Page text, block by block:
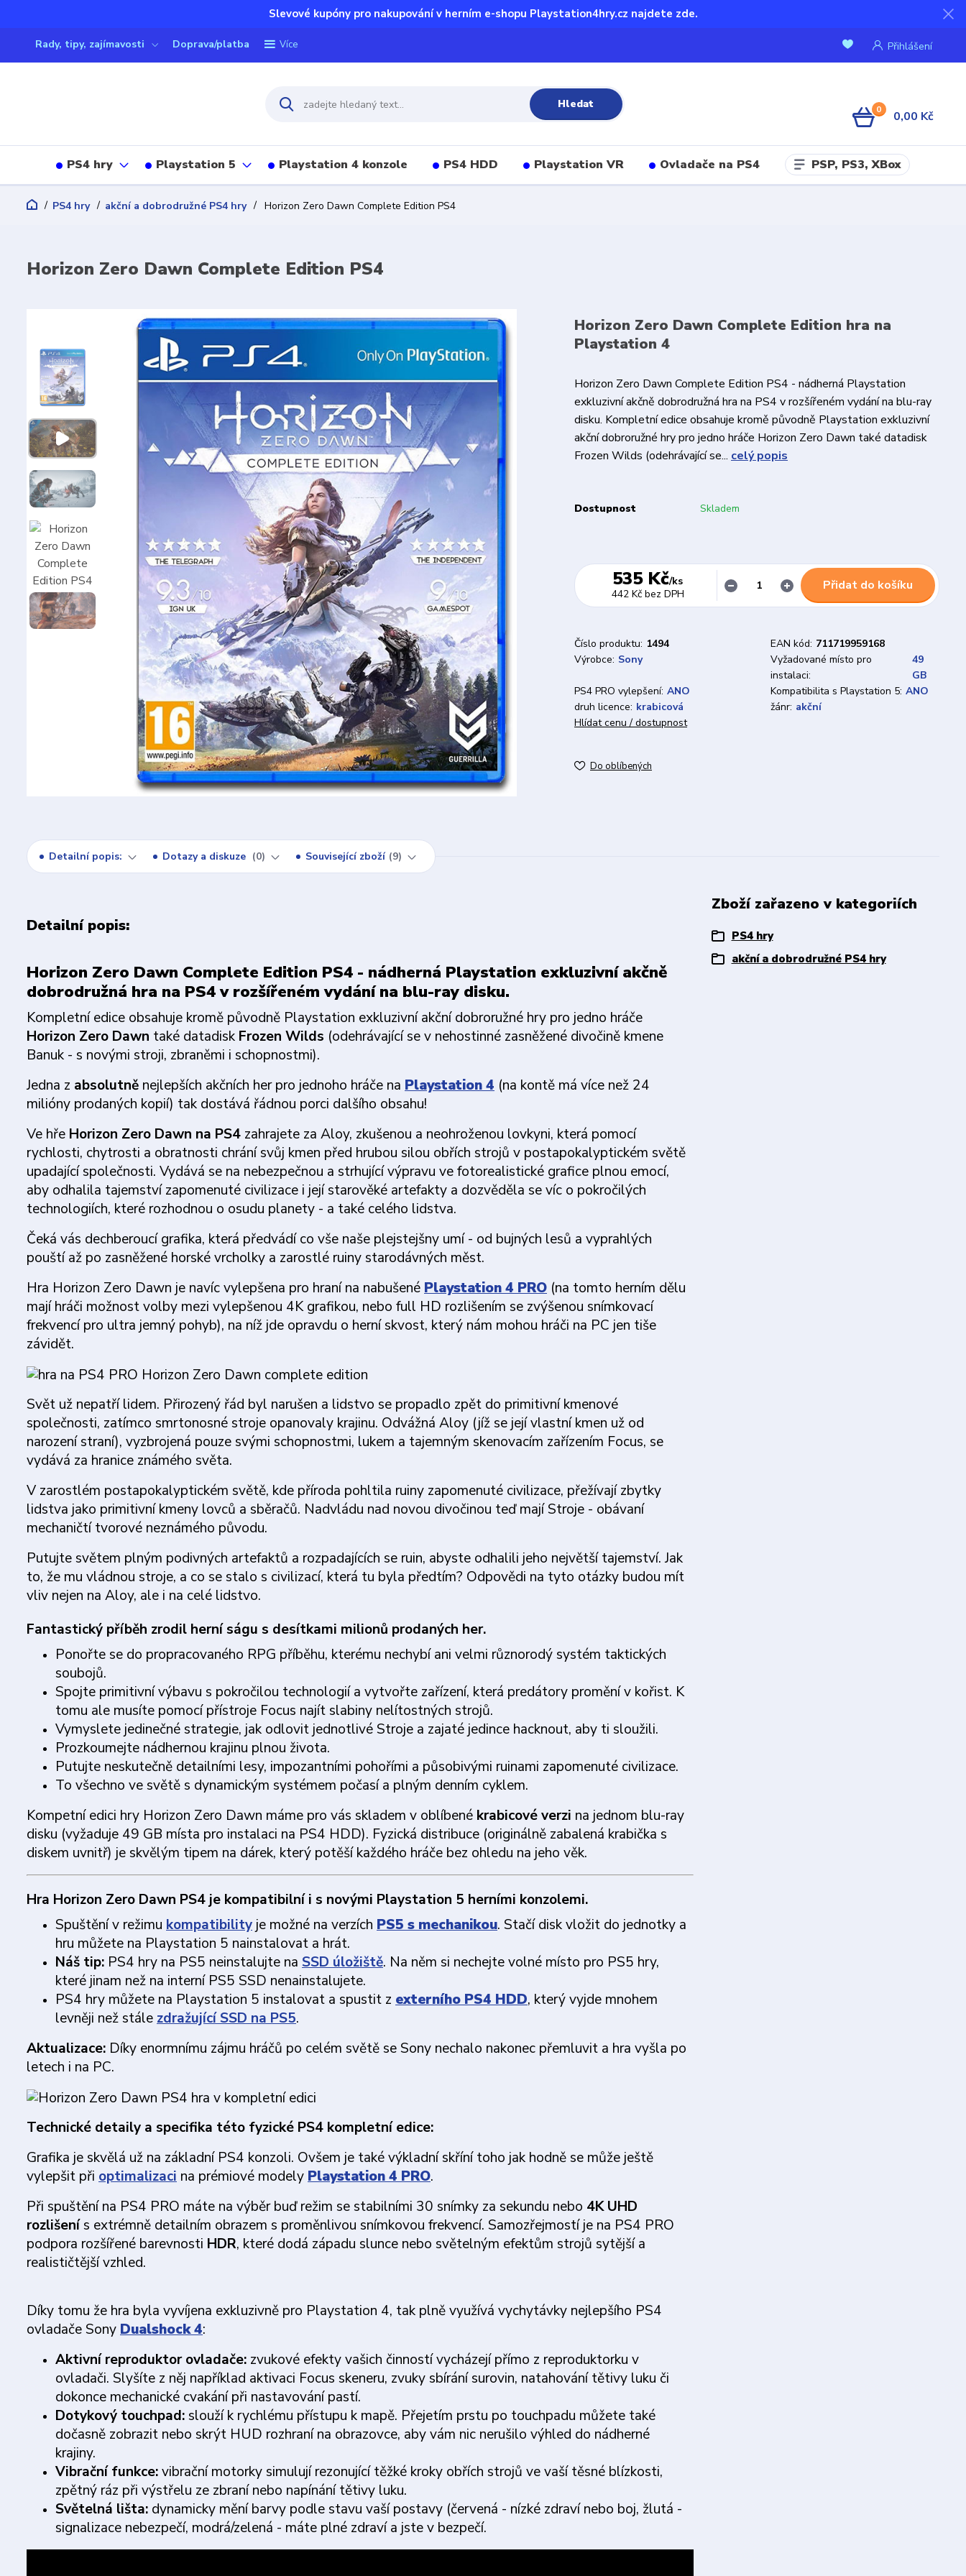
Slevové kupóny pro nakupování v herním e-shopu Playstation4hry.cz najdete zde.
Rady, tipy, zajímavosti Doprava/platba Více Přihlášení
Hledat 0 0,00 Kč
PS4 hry Playstation 5 Playstation 4 konzole PS4 HDD Playstation VR Ovladače na PS4 PSP, PS3, XBox
PS4 hry akční a dobrodružné PS4 hry Horizon Zero Dawn Complete Edition PS4
Horizon Zero Dawn Complete Edition PS4
Horizon Zero Dawn Complete Edition hra na
Playstation 4
Horizon Zero Dawn Complete Edition PS4 - nádherná Playstation
exkluzivní akčně dobrodružná hra na PS4 v rozšířeném vydání na blu-ray
disku. Kompletní edice obsahuje kromě původně Playstation exkluzivní
akční dobroružné hry pro jedno hráče Horizon Zero Dawn také datadisk
Frozen Wilds (odehrávající se... celý popis
Dostupnost Skladem
535 Kč/ks
442 Kč bez DPH
Přidat do košíku
Číslo produktu: 1494 EAN kód: 711719959168
Výrobce: Sony
Vyžadované místo pro
instalaci:
49
GB
PS4 PRO vylepšení: ANO Kompatibilita s Playstation 5: ANO
druh licence: krabicová žánr: akční
Hlídat cenu / dostupnost
Do oblíbených
Detailní popis: Dotazy a diskuze 0 Související zboží 9
Detailní popis:
Horizon Zero Dawn Complete Edition PS4 - nádherná Playstation exkluzivní akčně
dobrodružná hra na PS4 v rozšířeném vydání na blu-ray disku.
Kompletní edice obsahuje kromě původně Playstation exkluzivní akční dobroružné hry pro jedno hráče
Horizon Zero Dawn také datadisk Frozen Wilds (odehrávající se v nehostinné zasněžené divočině kmene
Banuk - s novými stroji, zbraněmi i schopnostmi).
Jedna z absolutně nejlepších akčních her pro jednoho hráče na Playstation 4 (na kontě má více než 24
milióny prodaných kopií) tak dostává řádnou porci dalšího obsahu!
Ve hře Horizon Zero Dawn na PS4 zahrajete za Aloy, zkušenou a neohroženou lovkyni, která pomocí
rychlosti, chytrosti a obratnosti chrání svůj kmen před hrubou silou obřích strojů v postapokalyptickém světě
upadající společnosti. Vydává se na nebezpečnou a strhující výpravu ve fotorealistické grafice plnou emocí,
aby odhalila tajemství zapomenuté civilizace i její starověké artefakty a dozvěděla se víc o pokročilých
technologiích, které rozhodnou o osudu planety - a také celého lidstva.
Čeká vás dechberoucí grafika, která předvádí co vše naše plejstejšny umí - od bujných lesů a vyprahlých
pouští až po zasněžené horské vrcholky a zarostlé ruiny starodávných měst.
Hra Horizon Zero Dawn je navíc vylepšena pro hraní na nabušené Playstation 4 PRO (na tomto herním dělu
mají hráči možnost volby mezi vylepšenou 4K grafikou, nebo full HD rozlišením se zvýšenou snímkovací
frekvencí pro ultra jemný pohyb), na níž jde opravdu o herní skvost, který nám mohou hráči na PC jen tiše
závidět.
Svět už nepatří lidem. Přirozený řád byl narušen a lidstvo se propadlo zpět do primitivní kmenové
společnosti, zatímco smrtonosné stroje opanovaly krajinu. Odvážná Aloy (jíž se její vlastní kmen už od
narození straní), vyzbrojená pouze svými schopnostmi, lukem a tajemným skenovacím zařízením Focus, se
vydává za hranice známého světa.
V zarostlém postapokalyptickém světě, kde příroda pohltila ruiny zapomenuté civilizace, přežívají zbytky
lidstva jako primitivní kmeny lovců a sběračů. Nadvládu nad novou divočinou teď mají Stroje - obávaní
mechaničtí tvorové neznámého původu.
Putujte světem plným podivných artefaktů a rozpadajících se ruin, abyste odhalili jeho největší tajemství. Jak
to, že mu vládnou stroje, a co se stalo s civilizací, která tu byla předtím? Odpovědi na tyto otázky budou mít
vliv nejen na Aloy, ale i na celé lidstvo.
Fantastický příběh zrodil herní ságu s desítkami milionů prodaných her.
Ponořte se do propracovaného RPG příběhu, kterému nechybí ani velmi různorodý systém taktických
soubojů.
Spojte primitivní výbavu s pokročilou technologií a vytvořte zařízení, která predátory promění v kořist. K
tomu ale musíte pomocí přístroje Focus najít slabiny nelítostných strojů.
Vymyslete jedinečné strategie, jak odlovit jednotlivé Stroje a zajaté jedince hacknout, aby ti sloužili.
Prozkoumejte nádhernou krajinu plnou života.
Putujte neskutečně detailními lesy, impozantními pohořími a působivými ruinami zapomenuté civilizace.
To všechno ve světě s dynamickým systémem počasí a plným denním cyklem.
Kompetní edici hry Horizon Zero Dawn máme pro vás skladem v oblíbené krabicové verzi na jednom blu-ray
disku (vyžaduje 49 GB místa pro instalaci na PS4 HDD). Fyzická distribuce (originálně zabalená krabička s
diskem uvnitř) je skvělým tipem na dárek, který potěší každého hráče bez ohledu na jeho věk.
Hra Horizon Zero Dawn PS4 je kompatibilní i s novými Playstation 5 herními konzolemi.
Spuštění v režimu kompatibility je možné na verzích PS5 s mechanikou. Stačí disk vložit do jednotky a
hru můžete na Playstation 5 nainstalovat a hrát.
Náš tip: PS4 hry na PS5 neinstalujte na SSD úložiště. Na něm si nechejte volné místo pro PS5 hry,
které jinam než na interní PS5 SSD nenainstalujete.
PS4 hry můžete na Playstation 5 instalovat a spustit z externího PS4 HDD, který vyjde mnohem
levněji než stále zdražující SSD na PS5.
Aktualizace: Díky enormnímu zájmu hráčů po celém světě se Sony nechalo nakonec přemluvit a hra vyšla po
letech i na PC.
Technické detaily a specifika této fyzické PS4 kompletní edice:
Grafika je skvělá už na základní PS4 konzoli. Ovšem je také výkladní skříní toho jak hodně se může ještě
vylepšit při optimalizaci na prémiové modely Playstation 4 PRO.
Při spuštění na PS4 PRO máte na výběr buď režim se stabilními 30 snímky za sekundu nebo 4K UHD
rozlišenís extrémně detailním obrazem s proměnlivou snímkovou frekvencí. Samozřejmostí je na PS4 PRO
podpora rozšířené barevnosti HDR, které dodá západu slunce nebo světelným efektům strojů sytější a
realističtější vzhled.
Díky tomu že hra byla vyvíjena exkluzivně pro Playstation 4, tak plně využívá vychytávky nejlepšího PS4
ovladače Sony Dualshock 4:
Aktivní reproduktor ovladače: zvukové efekty vašich činností vycházejí přímo z reproduktorku v
ovladači. Slyšíte z něj například aktivaci Focus skeneru, zvuky sbírání surovin, natahování tětivy luku či
dokonce mechanické cvakání při nastavování pastí.
Dotykový touchpad:slouží k rychlému přístupu k mapě. Přejetím prstu po touchpadu můžete také
dočasně zobrazit nebo skrýt HUD rozhraní na obrazovce, aby vám nic nerušilo výhled do nádherné
krajiny.
Vibrační funkce:vibrační motorky simulují rezonující těžké kroky obřích strojů ve vaší těsné blízkosti,
zpětný ráz při výstřelu ze zbraní nebo napínání tětivy luku.
Světelná lišta: dynamicky mění barvy podle stavu vaší postavy (červená - nízké zdraví nebo boj, žlutá -
signalizace nebezpečí, modrá/zelená - máte plné zdraví a jste v bezpečí.
Zboží zařazeno v kategoriích
PS4 hry
akční a dobrodružné PS4 hry